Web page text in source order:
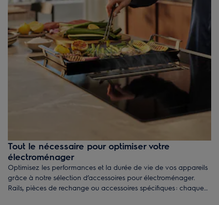
Tout le nécessaire pour optimiser votre
électroménager
Optimisez les performances et la durée de vie de vos appareils
grâce à notre sélection d’accessoires pour électroménager.
Rails, pièces de rechange ou accessoires spécifiques : chaque